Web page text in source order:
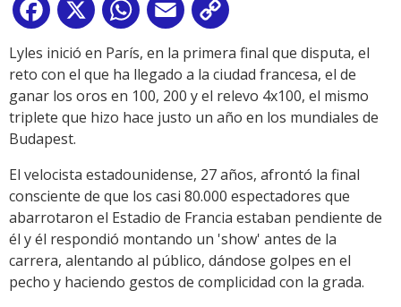
Facebook
X WhatsApp
Email
Link
Lyles inició en París, en la primera final que disputa, el
reto con el que ha llegado a la ciudad francesa, el de
ganar los oros en 100, 200 y el relevo 4x100, el mismo
triplete que hizo hace justo un año en los mundiales de
Budapest.
El velocista estadounidense, 27 años, afrontó la final
consciente de que los casi 80.000 espectadores que
abarrotaron el Estadio de Francia estaban pendiente de
él y él respondió montando un 'show' antes de la
carrera, alentando al público, dándose golpes en el
pecho y haciendo gestos de complicidad con la grada.